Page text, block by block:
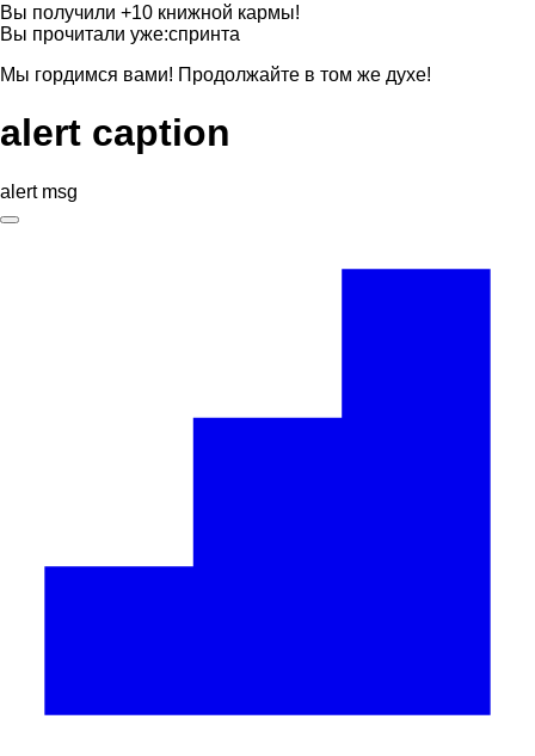
Вы получили +10 книжной кармы!
Вы прочитали уже:спринта
Мы гордимся вами! Продолжайте в том же духе!
alert caption
alert msg